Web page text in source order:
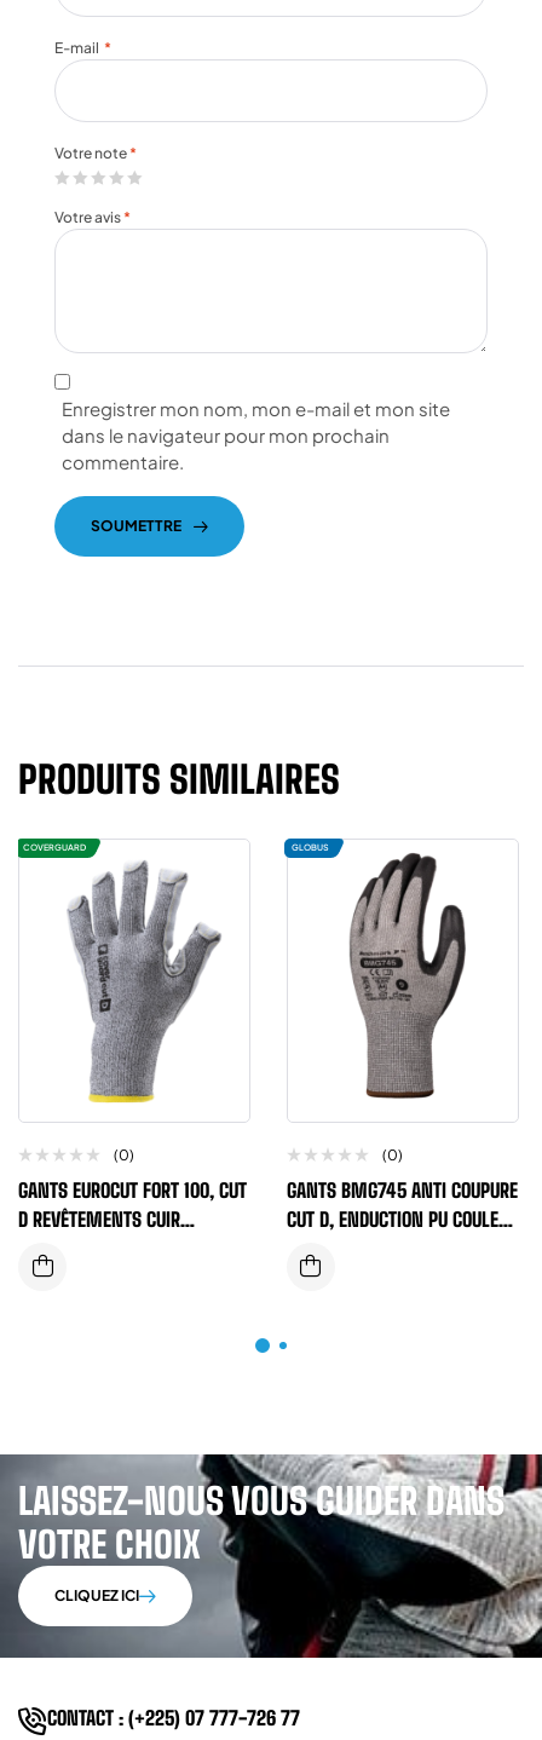
Votre note *
Votre avis *
E-mail *
Enregistrer mon nom, mon e-mail et mon site
dans le navigateur pour mon prochain
commentaire.
SOUMETTRE
PRODUITS SIMILAIRES
COVERGUARD
(0)
GANTS EUROCUT FORT 100, CUT
D REVÊTEMENTS CUIR
CROUTES DE BOVIN
GLOBUS
(0)
GANTS BMG745 ANTI COUPURE
CUT D, ENDUCTION PU COULEUR
GRIS/NOIR
LAISSEZ-NOUS VOUS GUIDER DANS
VOTRE CHOIX
CLIQUEZ ICI
CONTACT : (+225) 07 777-726 77